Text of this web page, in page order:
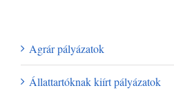
Agrár pályázatok
Állattartóknak kiírt pályázatok